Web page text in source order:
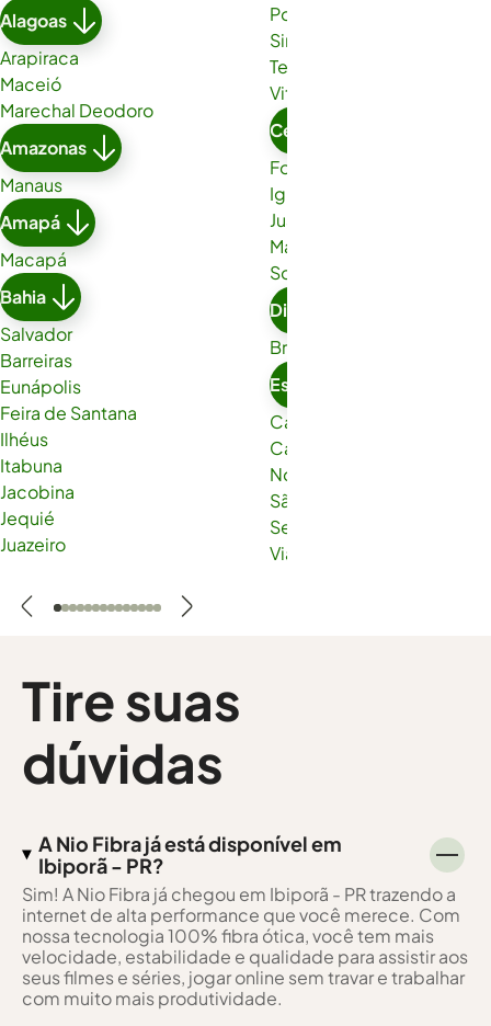
Alagoas
Arapiraca
Maceió
Marechal Deodoro
Amazonas
Manaus
Amapá
Macapá
Bahia
Salvador
Barreiras
Eunápolis
Feira de Santana
Ilhéus
Itabuna
Jacobina
Jequié
Juazeiro
Porto Seguro
Simões Filho
Teixeira de Freitas
Vitória da Conquista
Ceará
Fortaleza
Iguatu
Juazeiro do Norte
Maracanaú
Sobral
Distrito Federal
Brasília
Espírito Santo
Cachoeiro de Itapemirim
Cariacica
Nova Venécia
São Gabriel da Palha
Serra
Viana
Tire suas
dúvidas
A Nio Fibra já está disponível em
Ibiporã - PR?
Sim! A Nio Fibra já chegou em Ibiporã - PR trazendo a
internet de alta performance que você merece. Com
nossa tecnologia 100% fibra ótica, você tem mais
velocidade, estabilidade e qualidade para assistir aos
seus filmes e séries, jogar online sem travar e trabalhar
com muito mais produtividade.